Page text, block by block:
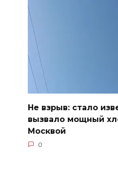
Не взрыв: стало
вызвало мощный
Москвой
0